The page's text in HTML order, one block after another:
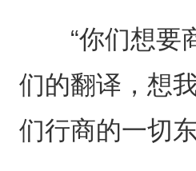
“你们想要商
们的翻译，想
们行商的一切